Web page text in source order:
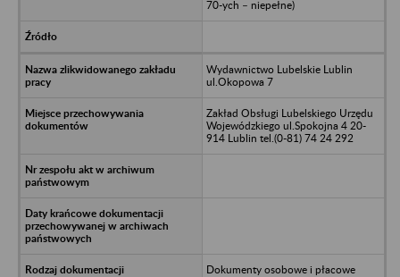
70-ych – niepełne)
Wydawnictwo Lubelskie Lublin
ul.Okopowa 7
Zakład Obsługi Lubelskiego Urzędu
Wojewódzkiego ul.Spokojna 4 20-
914 Lublin tel.(0-81) 74 24 292
Dokumenty osobowe i płacowe